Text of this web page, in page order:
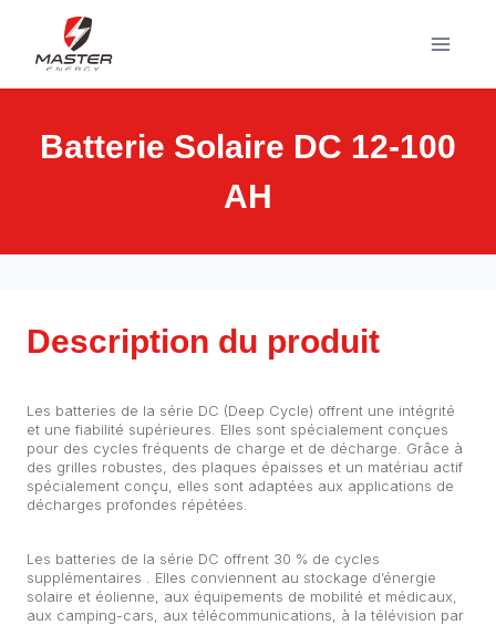
contenu
Batterie Solaire DC 12-100
AH
Description du produit
Les batteries de la série DC (Deep Cycle) offrent une intégrité
et une fiabilité supérieures. Elles sont spécialement conçues
pour des cycles fréquents de charge et de décharge. Grâce à
des grilles robustes, des plaques épaisses et un matériau actif
spécialement conçu, elles sont adaptées aux applications de
décharges profondes répétées.
Les batteries de la série DC offrent 30 % de cycles
supplémentaires . Elles conviennent au stockage d’énergie
solaire et éolienne, aux équipements de mobilité et médicaux,
aux camping-cars, aux télécommunications, à la télévision par